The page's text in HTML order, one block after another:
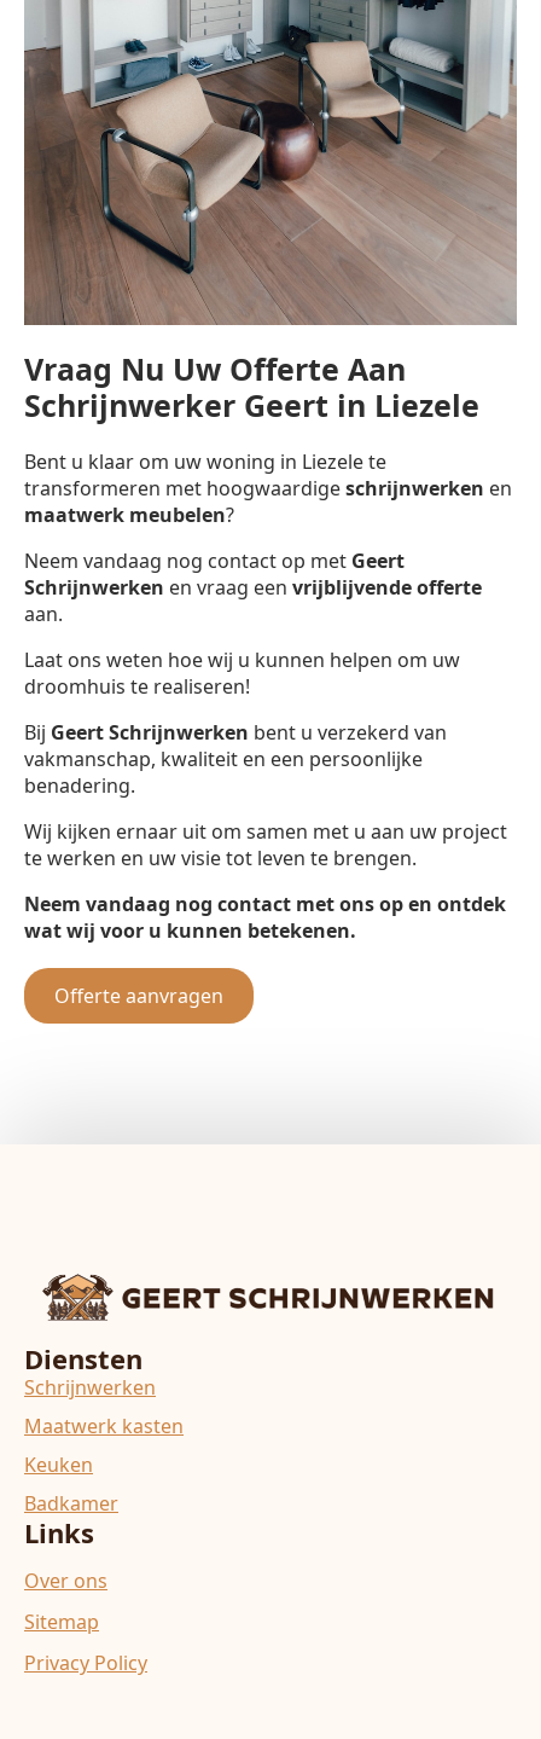
Vraag Nu Uw Offerte Aan
Schrijnwerker Geert in Liezele
Bent u klaar om uw woning in Liezele te
transformeren met hoogwaardigeschrijnwerken en
maatwerk meubelen?
Neem vandaag nog contact op met Geert
Schrijnwerken en vraag een vrijblijvende offerte
aan.
Laat ons weten hoe wij u kunnen helpen om uw
droomhuis te realiseren!
Bij Geert Schrijnwerken bent u verzekerd van
vakmanschap, kwaliteit en een persoonlijke
benadering.
Wij kijken ernaar uit om samen met u aan uw project
te werken en uw visie tot leven te brengen.
Neem vandaag nog contact met ons op en ontdek
wat wij voor u kunnen betekenen.
Offerte aanvragen
Diensten
Schrijnwerken
Maatwerk kasten
Keuken
Badkamer
Links
Over ons
Sitemap
Privacy Policy